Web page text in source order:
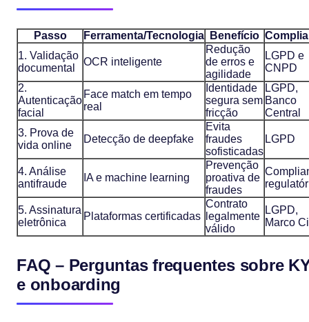
Passo Ferramenta/Tecnologia Benefício
1. Validação
documental
OCR inteligente
Redução
de erros e
agilidade
LGPD e
CNPD
2.
Autenticação
facial
Face match em tempo
real
Identidade
segura sem
fricção
LGPD,
Banco
Central
3. Prova de
vida online
Detecção de deepfake
Evita
fraudes
sofisticadas
LGPD
4. Análise
antifraude
IA e machine learning
Prevenção
proativa de
fraudes
5. Assinatura
eletrônica
Plataformas certificadas
Contrato
legalmente
válido
LGPD,
Marco
FAQ – Perguntas frequentes sobre
e onboarding